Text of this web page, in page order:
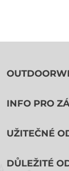
INFO PRO
UŽITEČNÉ
DŮLEŽITÉ